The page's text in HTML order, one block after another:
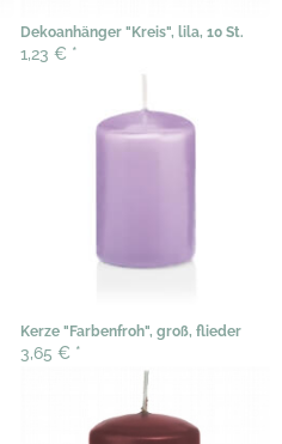
Dekoanhänger "Kreis", lila, 10 St.
1,23 € *
Kerze "Farbenfroh", groß, flieder
3,65 € *